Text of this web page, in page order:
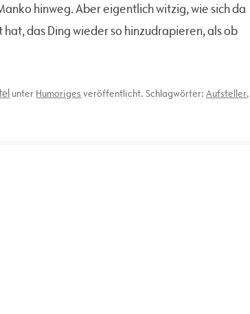
hinweg. Aber eigentlich witzig, wie sich da
das Ding wieder so hinzudrapieren, als ob
unter Humoriges veröffentlicht. Schlagwörter:Aufsteller,